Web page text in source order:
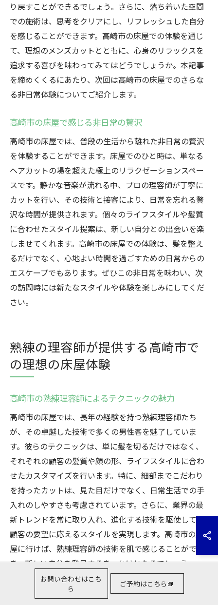
り戻すことができるでしょう。さらに、落ち着いた空間
での施術は、思考をクリアにし、リフレッシュした自分
を感じることができます。高崎市の床屋での体験を通じ
て、理想のメンズカットとともに、心身のリラックスを
追求する喜びを味わってみてはどうでしょうか。本記事
を締めくくるにあたり、次回は高崎市の床屋でのさらな
る非日常体験についてご紹介します。
高崎市の床屋で感じる非日常の贅沢
高崎市の床屋では、普段の生活から離れた非日常の贅沢
を体験することができます。床屋でのひと時は、単なる
ヘアカットの場を超えた極上のリラクゼーションスペー
スです。静かな音楽が流れる中、プロの理容師が丁寧に
カットを行い、その技術と接客により、日常を忘れる贅
沢な時間が提供されます。個々のライフスタイルや髪質
に合わせたスタイル提案は、新しい自分との出会いを楽
しませてくれます。高崎市の床屋での体験は、髪を整え
るだけでなく、心地よい時間を過ごすための日常からの
エスケープでもあります。ぜひこの非日常を味わい、次
の訪問時には新たなスタイルや体験を楽しみにしてくだ
さい。
熟練の理容師が提供する高崎市で
の理想の床屋体験
高崎市の熟練理容師によるテクニックの魅力
高崎市の床屋では、長年の経験を持つ熟練理容師たち
が、その卓越した技術で多くの男性客を魅了していま
す。彼らのテクニックは、単に髪を切るだけではなく、
それぞれの顧客の髪質や顔の形、ライフスタイルに合わ
せたカスタマイズを行います。特に、細部までこだわり
を持ったカットは、見た目だけでなく、日常生活での手
入れのしやすさも考慮されています。さらに、業界の最
新トレンドを常に取り入れ、進化する技術を駆使して、
顧客の要望に応えるスタイルを実現します。高崎市の床
屋に行けば、熟練理容師の技術を肌で感じることがで
き、新しい自分を発見するきっかけとなるでしょう。
高崎市でのメンズカットにおける理容師のこだわり
お問い合わせはこち
ら
ご予約はこちら